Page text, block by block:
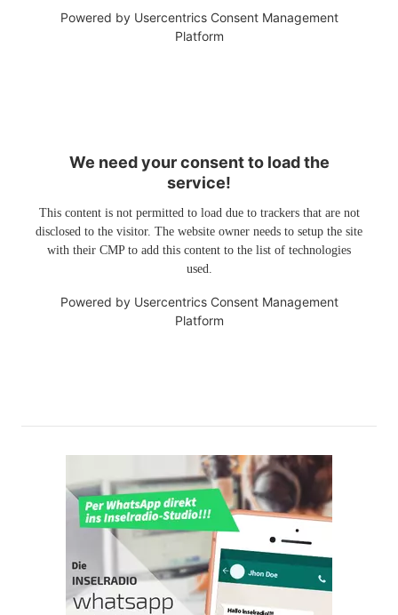
Powered by Usercentrics Consent Management
Platform
We need your consent to load the
service!
This content is not permitted to load due to trackers that are not
disclosed to the visitor. The website owner needs to setup the site
with their CMP to add this content to the list of technologies
used.
Powered by Usercentrics Consent Management
Platform